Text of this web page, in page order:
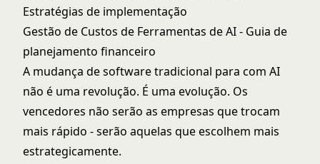
Estratégias de implementação
Gestão de Custos de Ferramentas de AI- Guia de
planejamento financeiro
A mudança de software tradicional para com AI
não é uma revolução. É uma evolução. Os
vencedores não serão as empresas que trocam
mais rápido - serão aquelas que escolhem mais
estrategicamente.